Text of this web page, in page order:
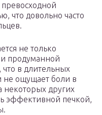
что довольно часто
не только
продуманной
в длительных
не ощущает боли в
некоторых других
эффективной печкой,